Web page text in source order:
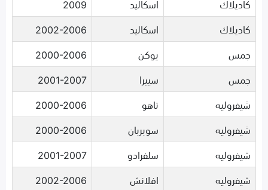
كاديلاك
اسكاليد
2002-2006
جمس
يوكن
2000-2006
جمس
سييرا
2001-2007
شيفروليه
تاهو
2000-2006
شيفروليه
سوبربان
2000-2006
شيفروليه
سلفرادو
2001-2007
شيفروليه
افلانش 2002-2006